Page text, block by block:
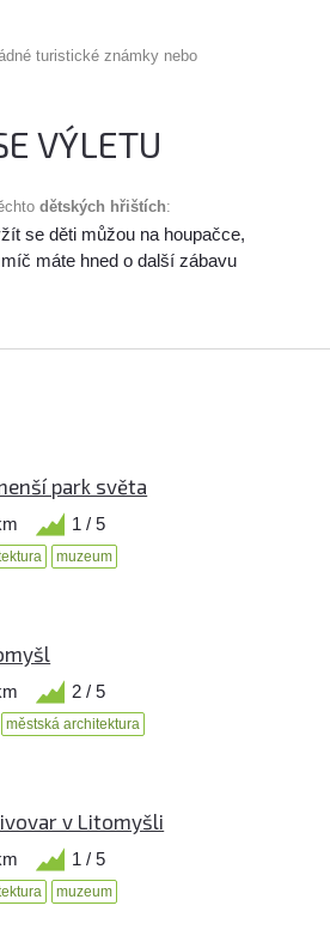
turistické známky nebo
VÝLETU
dětských hřištích:
se děti můžou na houpačce,
máte hned o další zábavu
park světa
1 / 5
muzeum
2 / 5
městská architektura
v Litomyšli
1 / 5
muzeum